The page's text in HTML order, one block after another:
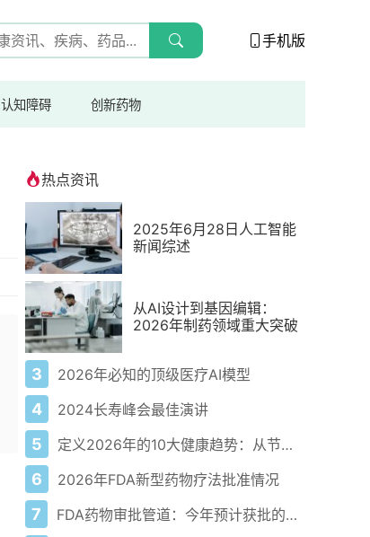
手机版
认知障碍 创新药物
热点资讯
2025年6月28日人工智能
新闻综述
从AI设计到基因编辑：
2026年制药领域重大突破
3 2026年必知的顶级医疗AI模型
4 2024长寿峰会最佳演讲
5 定义2026年的10大健康趋势：从节律健康到冷热交替疗法
6 2026年FDA新型药物疗法批准情况
7 FDA药物审批管道：今年预计获批的关键新疗法